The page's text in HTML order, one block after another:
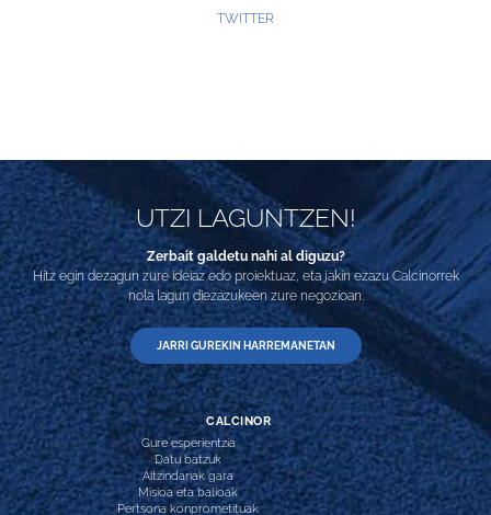
TWITTER
UTZI LAGUNTZEN!
Zerbait galdetu nahi al diguzu?
Hitz egin dezagun zure ideiaz edo proiektuaz, eta jakin ezazu Calcinorrek
nola lagun diezazukeen zure negozioan.
JARRI GUREKIN HARREMANETAN
CALCINOR
Gure esperientzia
Datu batzuk
Aitzindariak gara
Misioa eta balioak
Pertsona konprometituak